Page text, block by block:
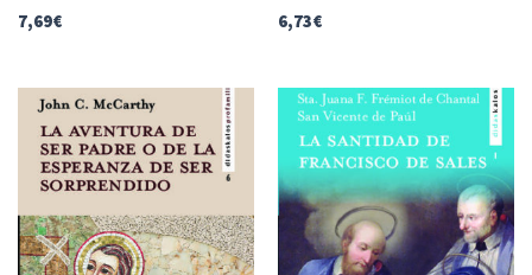
7,69€ 6,73€